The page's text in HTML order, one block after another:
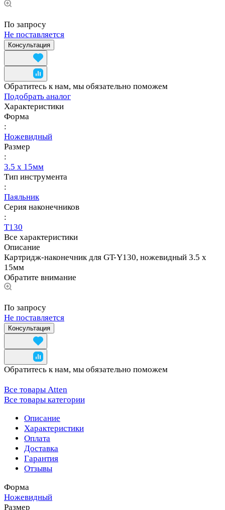
По запросу
Не поставляется
Консультация
Обратитесь к нам, мы обязательно поможем
Подобрать аналог
Характеристики
Форма
:
Ножевидный
Размер
:
3.5 х 15мм
Тип инструмента
:
Паяльник
Серия наконечников
:
T130
Все характеристики
Описание
Картридж-наконечник для GT-Y130, ножевидный 3.5 х
15мм
Обратите внимание
По запросу
Не поставляется
Консультация
Обратитесь к нам, мы обязательно поможем
Все товары Atten
Все товары категории
Описание
Характеристики
Оплата
Доставка
Гарантия
Отзывы
Форма
Ножевидный
Размер